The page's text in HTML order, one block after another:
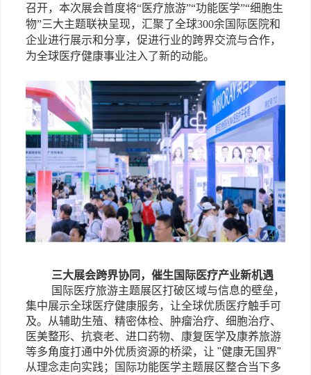
召开，本次展会首度将“医疗旅游”“功能医学”“细胞生
物”三大主题联袂呈现，汇聚了全球300余国际医院和
企业进行展示和分享，促进行业的跨界交流与合作，
为全球医疗健康事业注入了新的动能。
三大展会跨界协同，催生国际医疗产业新机遇
国际医疗旅游主题展区打破区域与信息的壁垒，
集中展示全球医疗健康服务，让全球优质医疗触手可
及。从辅助生殖、精密体检、肿瘤治疗、细胞治疗、
医美整形、抗衰老、进口药物、康复医学及康养旅游
等多角度打通中外优质资源的桥梁，让 "健康无国界"
从理念走向实践；国际功能医学主题展区整合当下多